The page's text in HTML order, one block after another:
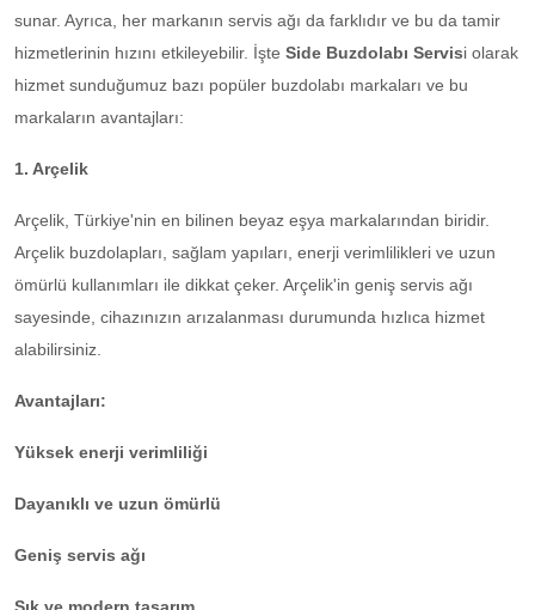
sunar. Ayrıca, her markanın servis ağı da farklıdır ve bu da tamir
hizmetlerinin hızını etkileyebilir. İşte Side Buzdolabı Servisi olarak
hizmet sunduğumuz bazı popüler buzdolabı markaları ve bu
markaların avantajları:
1. Arçelik
Arçelik, Türkiye'nin en bilinen beyaz eşya markalarından biridir.
Arçelik buzdolapları, sağlam yapıları, enerji verimlilikleri ve uzun
ömürlü kullanımları ile dikkat çeker. Arçelik'in geniş servis ağı
sayesinde, cihazınızın arızalanması durumunda hızlıca hizmet
alabilirsiniz.
Avantajları:
Yüksek enerji verimliliği
Dayanıklı ve uzun ömürlü
Geniş servis ağı